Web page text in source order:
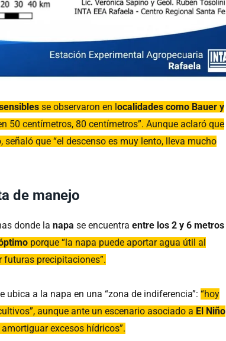
se observaron en localidades como Bauer y
50 centímetros, 80 centímetros”. Aunque aclaró que
que “el descenso es muy lento, lleva mucho
de manejo
donde lanapa se encuentraentre los 2 y 6 metros
porque “la napa puede aportar agua útil al
precipitaciones”.
ubica a la napa en una “zona de indiferencia”:“hoy
aunque ante un escenario asociado a El Niño
excesos hídricos”.